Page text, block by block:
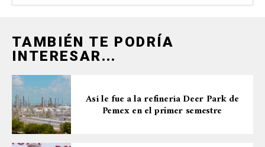
TAMBIÉN TE PODRÍA
INTERESAR...
Así le fue a la refinería Deer Park de
Pemex en el primer semestre